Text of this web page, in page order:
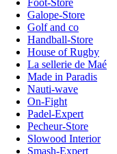
Foot-Store
Galope-Store
Golf and co
Handball-Store
House of Rugby
La sellerie de Maé
Made in Paradis
Nauti-wave
On-Fight
Padel-Expert
Pecheur-Store
Slowood Interior
Smash-Expert